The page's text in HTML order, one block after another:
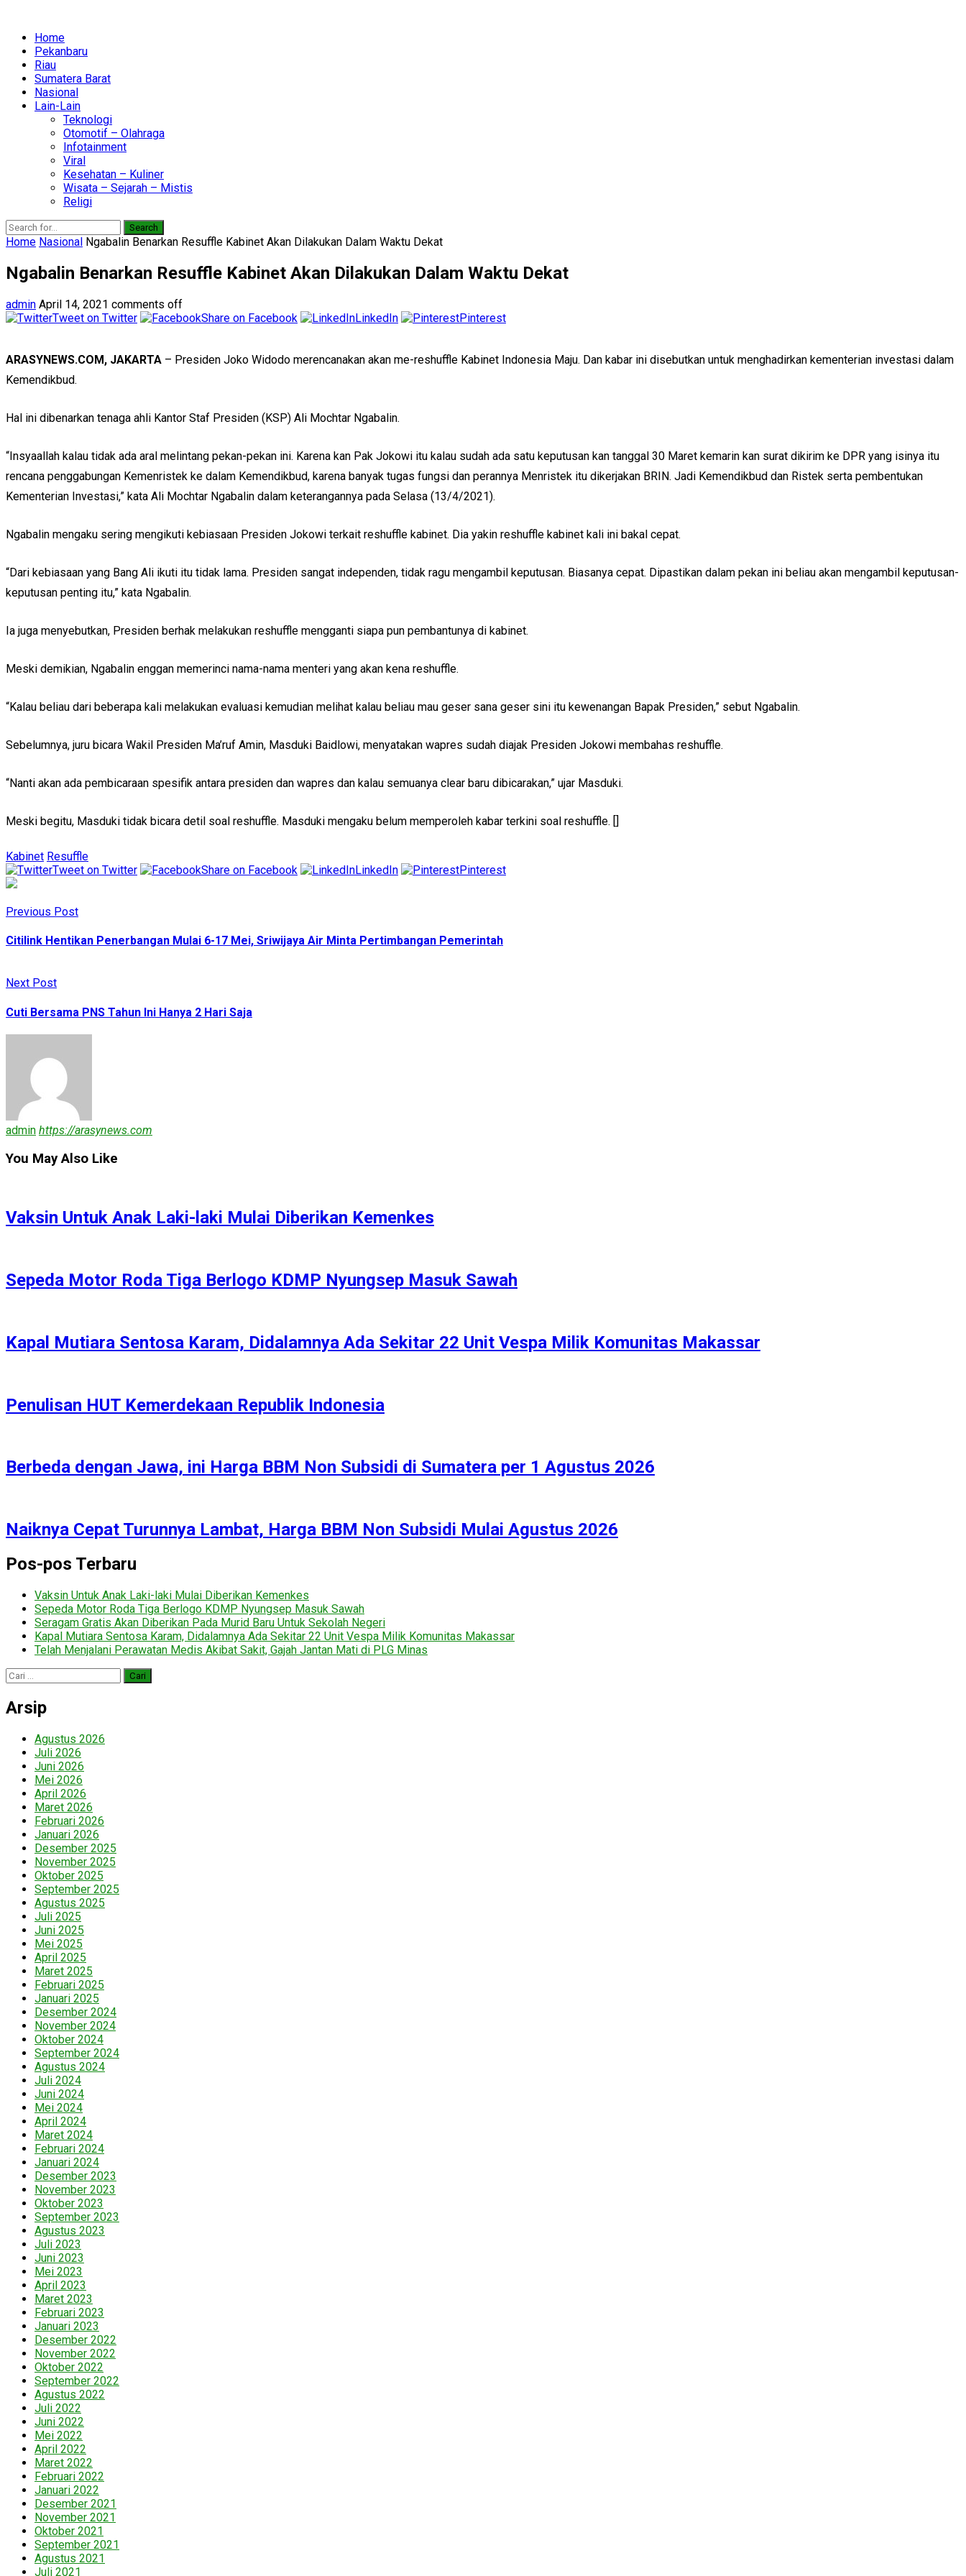
Home
Pekanbaru
Riau
Sumatera Barat
Nasional
Lain-Lain
Teknologi
Otomotif – Olahraga
Infotainment
Viral
Kesehatan – Kuliner
Wisata – Sejarah – Mistis
Religi
Search
Home Nasional Ngabalin Benarkan Resuffle Kabinet Akan Dilakukan Dalam Waktu Dekat
Ngabalin Benarkan Resuffle Kabinet Akan Dilakukan Dalam Waktu Dekat
admin April 14, 2021 comments off
Tweet on Twitter
Share on Facebook LinkedIn Pinterest
ARASYNEWS.COM, JAKARTA – Presiden Joko Widodo merencanakan akan me-reshuffle Kabinet Indonesia Maju. Dan kabar ini disebutkan untuk menghadirkan kementerian investasi dalam
Kemendikbud.
Hal ini dibenarkan tenaga ahli Kantor Staf Presiden (KSP) Ali Mochtar Ngabalin.
“Insyaallah kalau tidak ada aral melintang pekan-pekan ini. Karena kan Pak Jokowi itu kalau sudah ada satu keputusan kan tanggal 30 Maret kemarin kan surat dikirim ke DPR yang isinya itu
rencana penggabungan Kemenristek ke dalam Kemendikbud, karena banyak tugas fungsi dan perannya Menristek itu dikerjakan BRIN. Jadi Kemendikbud dan Ristek serta pembentukan
Kementerian Investasi,” kata Ali Mochtar Ngabalin dalam keterangannya pada Selasa (13/4/2021).
Ngabalin mengaku sering mengikuti kebiasaan Presiden Jokowi terkait reshuffle kabinet. Dia yakin reshuffle kabinet kali ini bakal cepat.
“Dari kebiasaan yang Bang Ali ikuti itu tidak lama. Presiden sangat independen, tidak ragu mengambil keputusan. Biasanya cepat. Dipastikan dalam pekan ini beliau akan mengambil keputusan-
keputusan penting itu,” kata Ngabalin.
Ia juga menyebutkan, Presiden berhak melakukan reshuffle mengganti siapa pun pembantunya di kabinet.
Meski demikian, Ngabalin enggan memerinci nama-nama menteri yang akan kena reshuffle.
“Kalau beliau dari beberapa kali melakukan evaluasi kemudian melihat kalau beliau mau geser sana geser sini itu kewenangan Bapak Presiden,” sebut Ngabalin.
Sebelumnya, juru bicara Wakil Presiden Ma’ruf Amin, Masduki Baidlowi, menyatakan wapres sudah diajak Presiden Jokowi membahas reshuffle.
“Nanti akan ada pembicaraan spesifik antara presiden dan wapres dan kalau semuanya clear baru dibicarakan,” ujar Masduki.
Meski begitu, Masduki tidak bicara detil soal reshuffle. Masduki mengaku belum memperoleh kabar terkini soal reshuffle. []
Kabinet Resuffle
Tweet on Twitter
Share on Facebook LinkedIn Pinterest
Previous Post
Citilink Hentikan Penerbangan Mulai 6-17 Mei, Sriwijaya Air Minta Pertimbangan Pemerintah
Next Post
Cuti Bersama PNS Tahun Ini Hanya 2 Hari Saja
admin https://arasynews.com
You May Also Like
Vaksin Untuk Anak Laki-laki Mulai Diberikan Kemenkes
Sepeda Motor Roda Tiga Berlogo KDMP Nyungsep Masuk Sawah
Kapal Mutiara Sentosa Karam, Didalamnya Ada Sekitar 22 Unit Vespa Milik Komunitas Makassar
Penulisan HUT Kemerdekaan Republik Indonesia
Berbeda dengan Jawa, ini Harga BBM Non Subsidi di Sumatera per 1 Agustus 2026
Naiknya Cepat Turunnya Lambat, Harga BBM Non Subsidi Mulai Agustus 2026
Pos-pos Terbaru
Vaksin Untuk Anak Laki-laki Mulai Diberikan Kemenkes
Sepeda Motor Roda Tiga Berlogo KDMP Nyungsep Masuk Sawah
Seragam Gratis Akan Diberikan Pada Murid Baru Untuk Sekolah Negeri
Kapal Mutiara Sentosa Karam, Didalamnya Ada Sekitar 22 Unit Vespa Milik Komunitas Makassar
Telah Menjalani Perawatan Medis Akibat Sakit, Gajah Jantan Mati di PLG Minas
Cari
untuk:
Arsip
Agustus 2026
Juli 2026
Juni 2026
Mei 2026
April 2026
Maret 2026
Februari 2026
Januari 2026
Desember 2025
November 2025
Oktober 2025
September 2025
Agustus 2025
Juli 2025
Juni 2025
Mei 2025
April 2025
Maret 2025
Februari 2025
Januari 2025
Desember 2024
November 2024
Oktober 2024
September 2024
Agustus 2024
Juli 2024
Juni 2024
Mei 2024
April 2024
Maret 2024
Februari 2024
Januari 2024
Desember 2023
November 2023
Oktober 2023
September 2023
Agustus 2023
Juli 2023
Juni 2023
Mei 2023
April 2023
Maret 2023
Februari 2023
Januari 2023
Desember 2022
November 2022
Oktober 2022
September 2022
Agustus 2022
Juli 2022
Juni 2022
Mei 2022
April 2022
Maret 2022
Februari 2022
Januari 2022
Desember 2021
November 2021
Oktober 2021
September 2021
Agustus 2021
Juli 2021